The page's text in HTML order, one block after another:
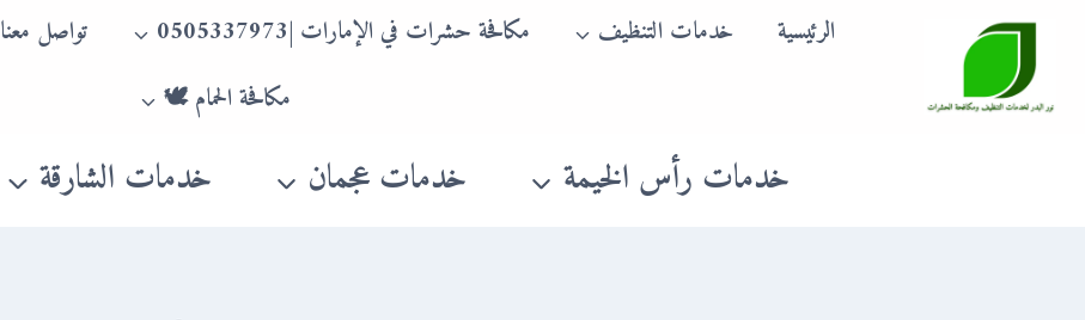
المحتوى
الرئيسية خدمات التنظيف مكافحة حشرات في الإمارات |0505337973 تواصل معنا
مكافحة الحمام 🕊
خدمات رأس الخيمة خدمات عجمان خدمات الشارقة